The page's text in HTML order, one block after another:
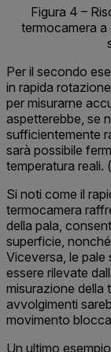
Figura 4 –
termocamera
Per il secondo
in rapida
per misurarne
aspetterebbe, se
sufficientemente
sarà possibile
temperatura reali.
Si noti come il
termocamera
della pala,
superficie,
Viceversa, le
essere rilevate
misurazione della
avvolgimenti
movimento
Un ultimo